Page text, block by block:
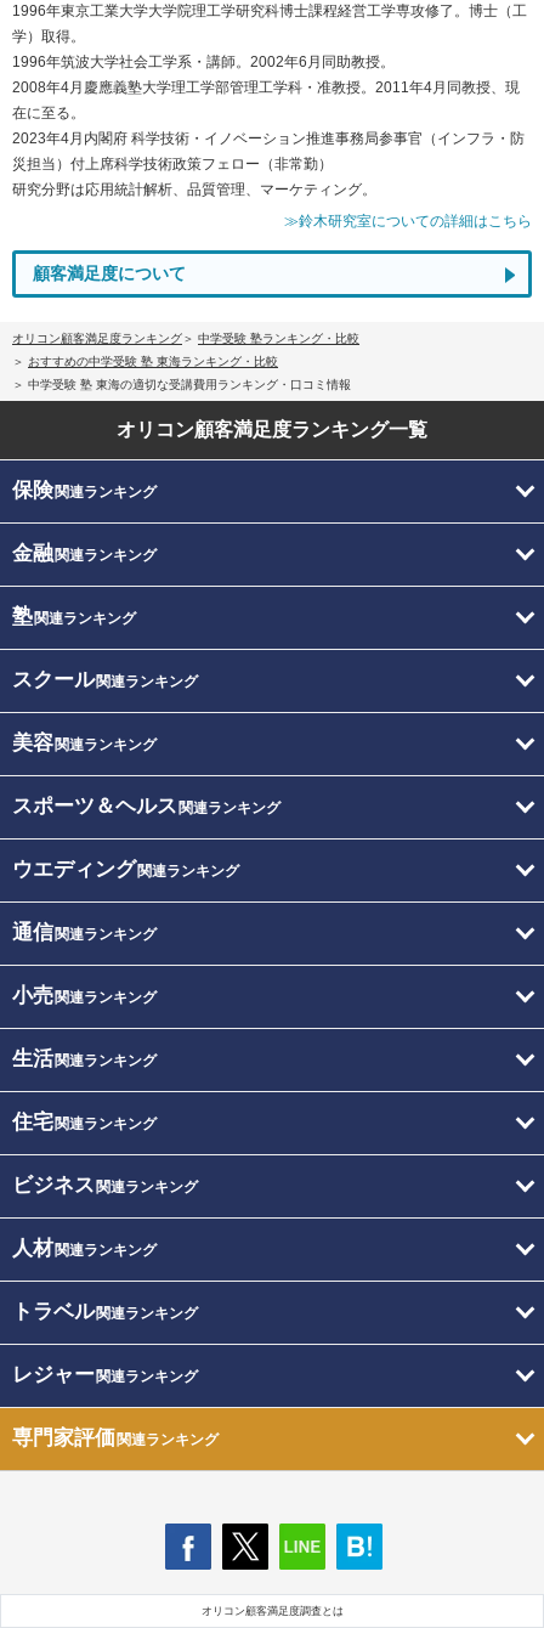
1996年東京工業大学大学院理工学研究科博士課程経営工学専攻修了。博士（工
学）取得。
1996年筑波大学社会工学系・講師。2002年6月同助教授。
2008年4月慶應義塾大学理工学部管理工学科・准教授。2011年4月同教授、現
在に至る。
2023年4月内閣府 科学技術・イノベーション推進事務局参事官（インフラ・防
災担当）付上席科学技術政策フェロー（非常勤）
研究分野は応用統計解析、品質管理、マーケティング。
≫鈴木研究室についての詳細はこちら
顧客満足度について
オリコン顧客満足度ランキング
中学受験 塾ランキング・比較
おすすめの中学受験 塾 東海ランキング・比較
中学受験 塾 東海の適切な受講費用ランキング・口コミ情報
オリコン顧客満足度ランキング一覧
保険関連ランキング
金融関連ランキング
塾関連ランキング
スクール関連ランキング
美容関連ランキング
スポーツ＆ヘルス 関連ランキング
ウエディング関連ランキング
通信関連ランキング
小売関連ランキング
生活関連ランキング
住宅関連ランキング
ビジネス 関連ランキング
人材関連ランキング
トラベル関連ランキング
レジャー関連ランキング
専門家評価関連ランキング
オリコン顧客満足度調査とは